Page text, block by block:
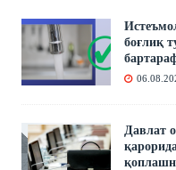
боғлиқ
Давлат